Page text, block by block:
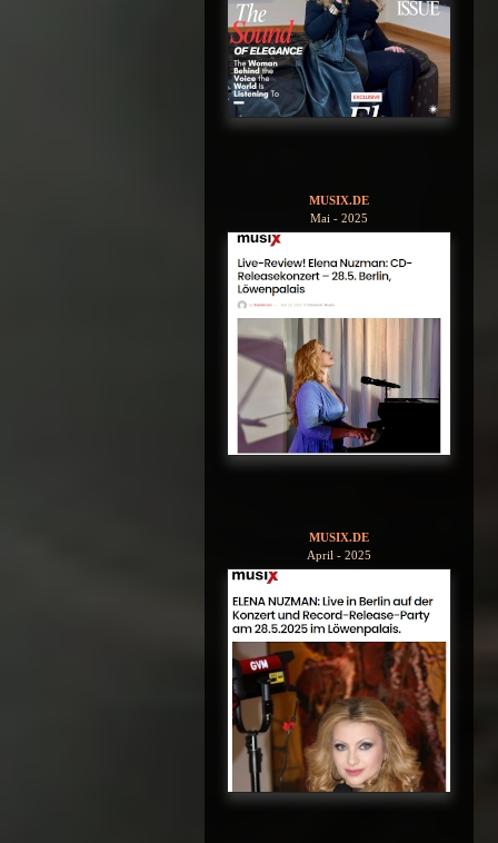
MUSIX.DE
Mai - 2025
MUSIX.DE
April - 2025